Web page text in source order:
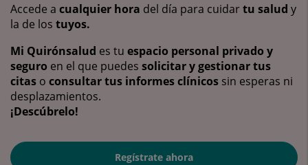
Accede a cualquier hora del día para cuidartu salud y
la de los tuyos.
Mi Quirónsalud es tu espacio personal privado y
seguro en el que puedes solicitar y gestionar tus
citas o consultar tus informes clínicos sin esperas ni
desplazamientos.
¡Descúbrelo!
Regístrate ahora